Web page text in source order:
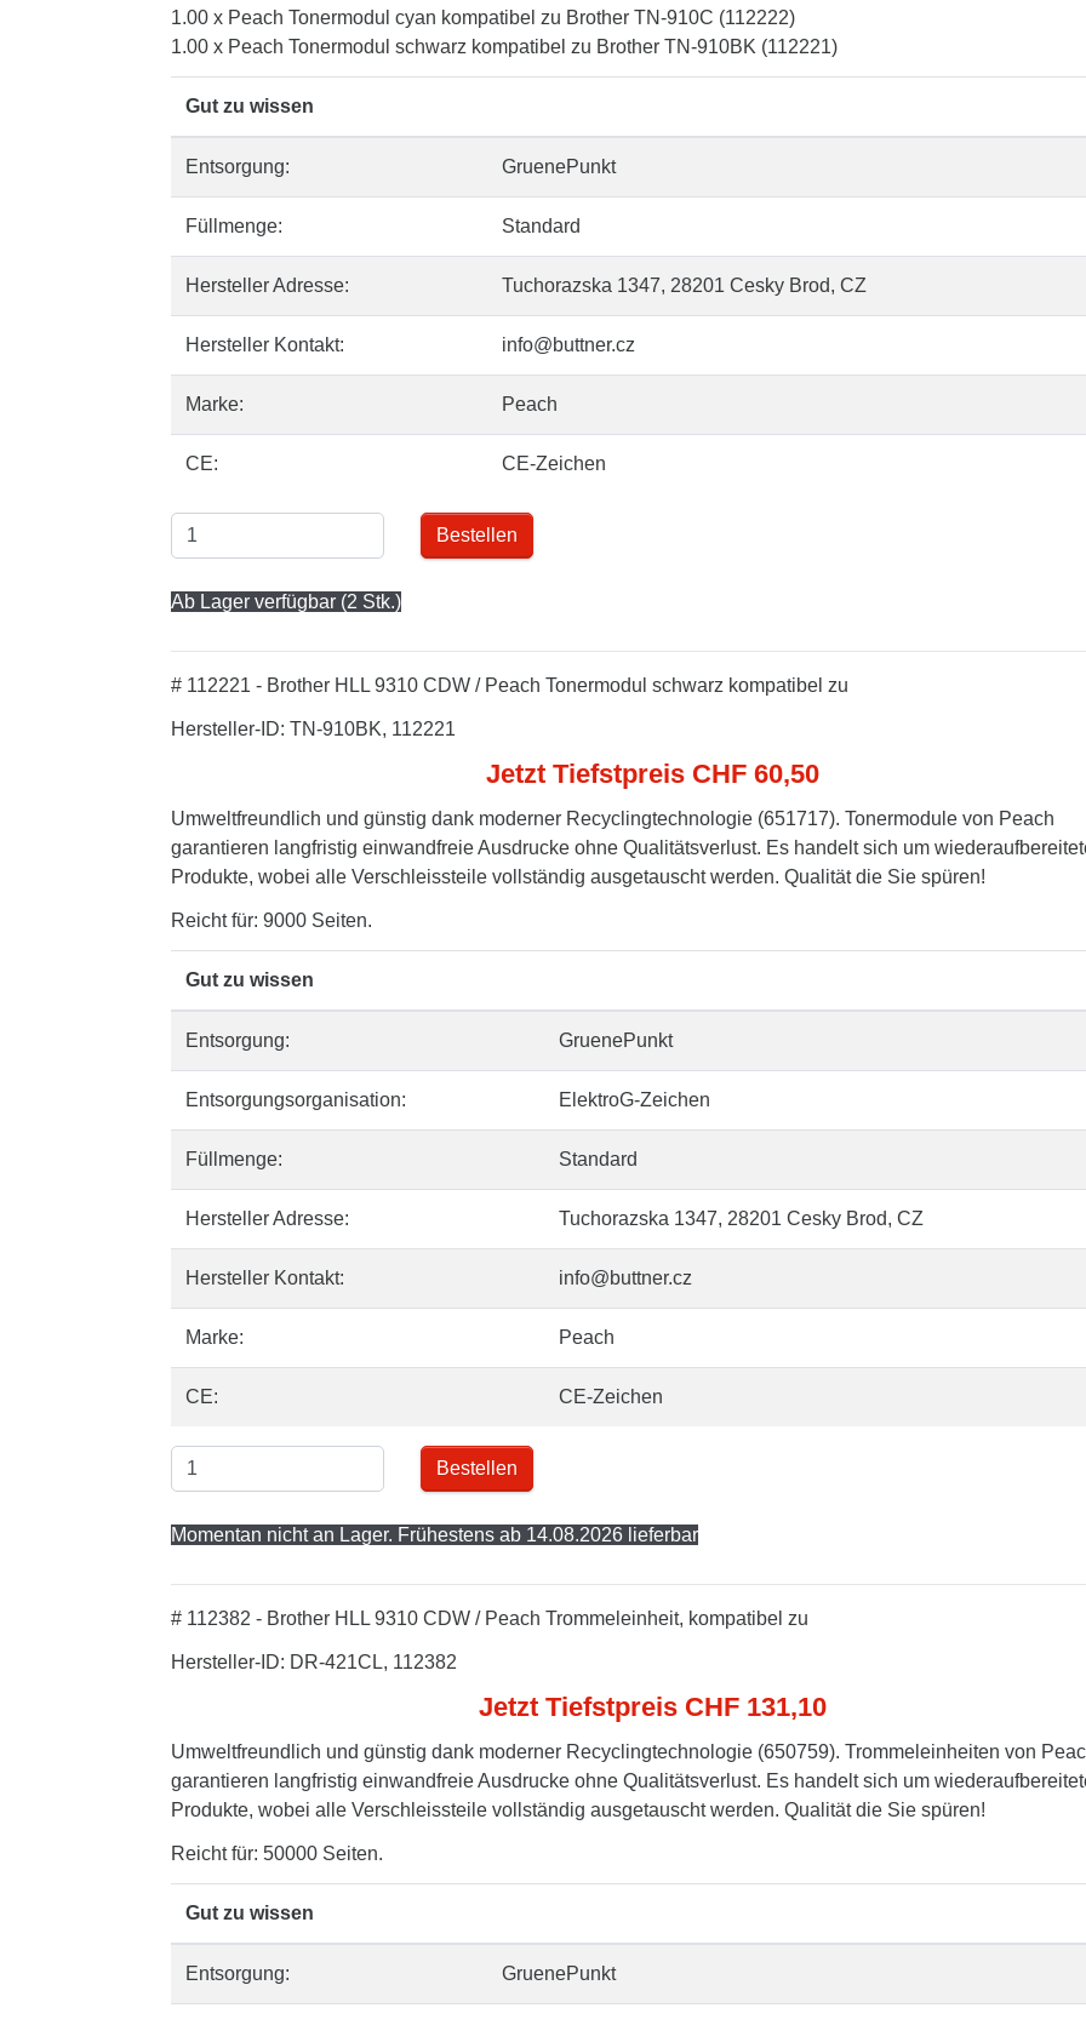
1.00 x Peach Tonermodul cyan kompatibel zu Brother TN-910C (112222)
1.00 x Peach Tonermodul schwarz kompatibel zu Brother TN-910BK (112221)
Gut zu wissen
Entsorgung: GruenePunkt
Füllmenge: Standard
Hersteller Adresse: Tuchorazska 1347, 28201 Cesky Brod, CZ
Hersteller Kontakt: info@buttner.cz
Marke: Peach
CE: CE-Zeichen
Bestellen
Ab Lager verfügbar (2 Stk.)
# 112221 - Brother HLL 9310 CDW / Peach Tonermodul schwarz kompatibel zu
Hersteller-ID: TN-910BK, 112221
Jetzt Tiefstpreis CHF 60,50
Umweltfreundlich und günstig dank moderner Recyclingtechnologie (651717). Tonermodule von Peach
garantieren langfristig einwandfreie Ausdrucke ohne Qualitätsverlust. Es handelt sich um
Produkte, wobei alle Verschleissteile vollständig ausgetauscht werden. Qualität die Sie spüren!
Reicht für: 9000 Seiten.
Gut zu wissen
Entsorgung: GruenePunkt
Entsorgungsorganisation: ElektroG-Zeichen
Füllmenge: Standard
Hersteller Adresse: Tuchorazska 1347, 28201 Cesky Brod, CZ
Hersteller Kontakt: info@buttner.cz
Marke: Peach
CE: CE-Zeichen
Bestellen
Momentan nicht an Lager. Frühestens ab 14.08.2026 lieferbar
# 112382 - Brother HLL 9310 CDW / Peach Trommeleinheit, kompatibel zu
Hersteller-ID: DR-421CL, 112382
Jetzt Tiefstpreis CHF 131,10
Umweltfreundlich und günstig dank moderner Recyclingtechnologie (650759). Trommeleinheiten von
garantieren langfristig einwandfreie Ausdrucke ohne Qualitätsverlust. Es handelt sich um
Produkte, wobei alle Verschleissteile vollständig ausgetauscht werden. Qualität die Sie spüren!
Reicht für: 50000 Seiten.
Gut zu wissen
Entsorgung: GruenePunkt